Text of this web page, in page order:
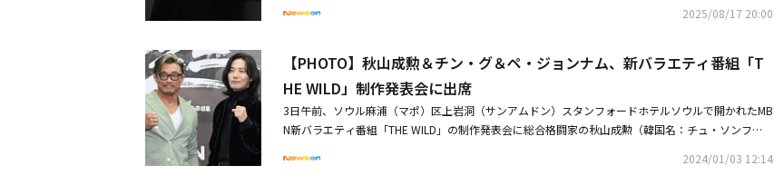
写会に出席・【PHOTO】BTSのRM＆V、映画「しあわせな選択」VIP試写会に出席
の中でペ・ジョンナムは、パリの古典的でシックな雰囲気に溶け込み、一本の映画のようなシーンを
し、ペ・ジョンナムだけのスタイルアイコンとしてのムードを強調した。グラビアはモノクロの荒々
しい質感と曲線、シルエット中心の演出でペ・ジョンナム特有の美しさと実験的感覚を同時に見せ
た。おぼろな境界と構造的なシルエットは、「時間を歩く男」「境界を超えるスタイル」というメッ
セージを隠喩的に盛り込んだ。今回のプロジェクトは、単純なモデルとしての参加を超えた、全方位
的なコラボレーションだ。ペ・ジョンナムは衣装のデザインはもちろん、アートワークの制作とパリ
でのグラビア撮影の企画まで、すべての過程に自ら参加し、深みのあるコラボレーションを実現さ
2025/08/17 20:00
【PHOTO】秋山成勲＆チン・グ＆ペ・ジョンナム、新バラエティ番組「T
HE WILD」制作発表会に出席
3日午前、ソウル麻浦（マポ）区上岩洞（サンアムドン）スタンフォードホテルソウルで開かれたMB
N新バラエティ番組「THE WILD」の制作発表会に総合格闘家の秋山成勲（韓国名：チュ・ソンフ
人のワイルダーたちが韓国で初めて広闊で荘厳なカナダの国立公園を直接計画して旅する本格DIYア
2024/01/03 12:14